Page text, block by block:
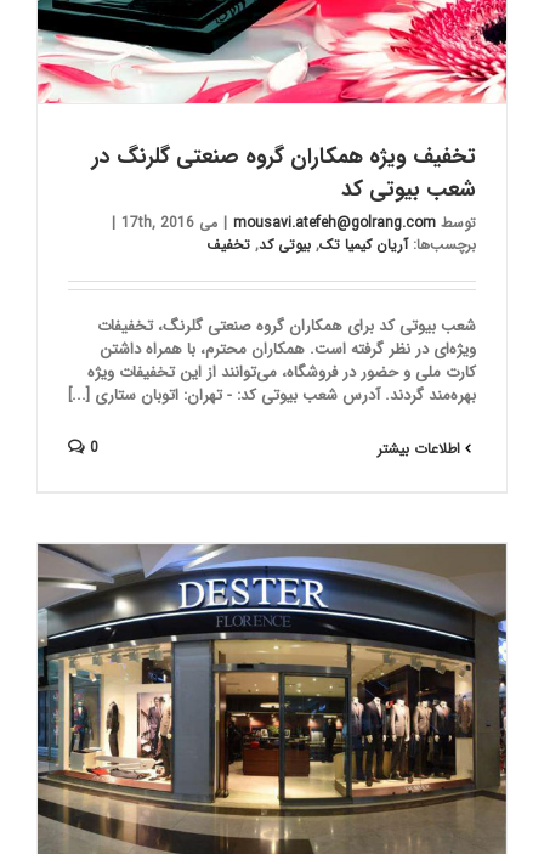
تخفیف ویژه همکاران گروه صنعتی گلرنگ در
شعب بیوتی کد
توسط mousavi.atefeh@golrang.com
| می 17th, 2016
|
برچسب‌ها:آریان کیمیا تک, بیوتی کد, تخفیف
شعب بیوتی کد برای همکاران گروه صنعتی گلرنگ، تخفیفات
ویژه‌ای در نظر گرفته است. همکاران محترم، با همراه داشتن
کارت ملی و حضور در فروشگاه، می‌توانند از این تخفیفات ویژه
بهره‌مند گردند. آدرس شعب بیوتی کد: - تهران: اتوبان ستاری [...]
اطلاعات بیشتر 0